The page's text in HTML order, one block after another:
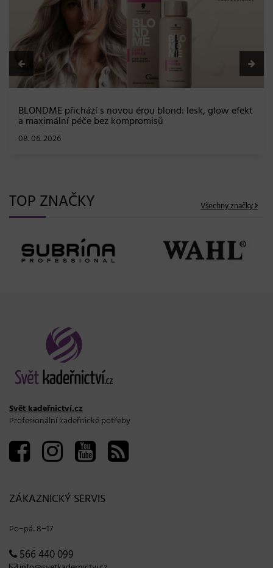
BLONDME přichází s novou érou blond: lesk, glow efekt
a maximální péče bez kompromisů
08. 06. 2026
TOP ZNAČKY Všechny značky
Svět kadeřnictví.cz
Profesionální kadeřnické potřeby
ZÁKAZNICKÝ SERVIS
Po−pá: 8−17
566 440 099